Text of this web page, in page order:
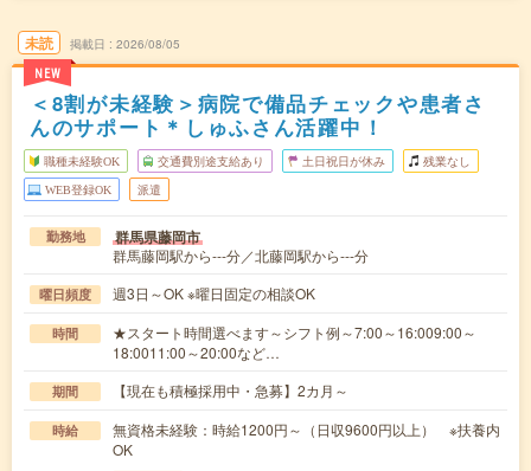
未読
NEW
掲載日 2026/08/05
＜8割が未経験＞病院で備品チェックや患者さ
んのサポート＊しゅふさん活躍中！
職種未経験OK 交通費別途支給あり 土日祝日が休み 残業なし
WEB登録OK 派遣
勤務地 群馬県藤岡市
群馬藤岡駅から---分／北藤岡駅から---分
曜日頻度 週3日～OK ※曜日固定の相談OK
時間
★スタート時間選べます～シフト例～7:00～16:009:00～
18:0011:00～20:00など…
期間 【現在も積極採用中・急募】2カ月～
時給
無資格未経験：時給1200円～（日収9600円以上） ※扶養内
OK